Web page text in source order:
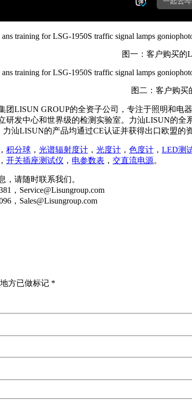
图一：客户购买的
图二：客户购
团LISUN GROUP的全资子公司，专注于照明和
研发中心和世界级的检测实验室。力汕LISUN的
汕LISUN的产品均通过CE认证并获得出口欧盟的资
， 积分球 ， 光谱辐射度计 ， 光度计 ， 色度计 ， LED测
， 开关插座测试仪 ， 电参数表 ， 交直流电源。
，请随时联系我们。
，Service@Lisungroup.com
，Sales@Lisungroup.com
方已做标记 *